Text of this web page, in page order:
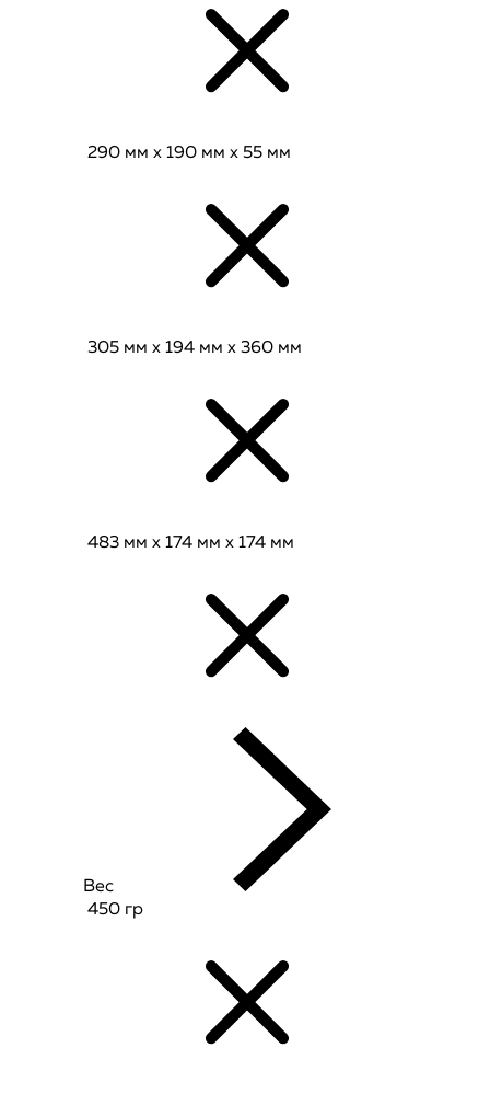
290 мм x 190 мм x 55 мм
305 мм x 194 мм x 360 мм
483 мм x 174 мм x 174 мм
Вес
450 гр